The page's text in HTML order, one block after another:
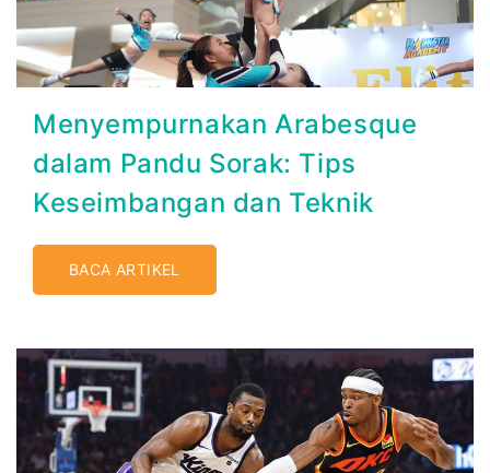
Menyempurnakan Arabesque
dalam Pandu Sorak: Tips
Keseimbangan dan Teknik
BACA ARTIKEL